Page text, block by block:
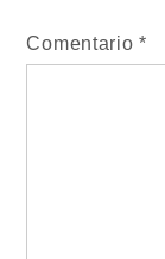
Comentario*